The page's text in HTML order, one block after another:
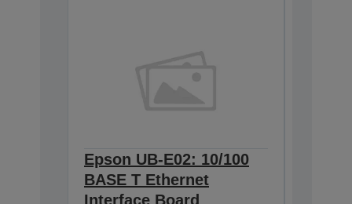
Epson UB-E02: 10/100
BASE T Ethernet
Interface Board